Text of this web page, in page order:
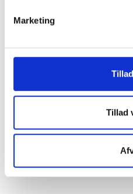
Marketing
Tillad